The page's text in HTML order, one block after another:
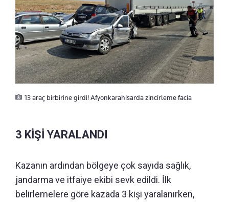
13 araç birbirine girdi! Afyonkarahisarda zincirleme facia
3 KİŞİ YARALANDI
Kazanın ardından bölgeye çok sayıda sağlık,
jandarma ve itfaiye ekibi sevk edildi. İlk
belirlemelere göre kazada 3 kişi yaralanırken,